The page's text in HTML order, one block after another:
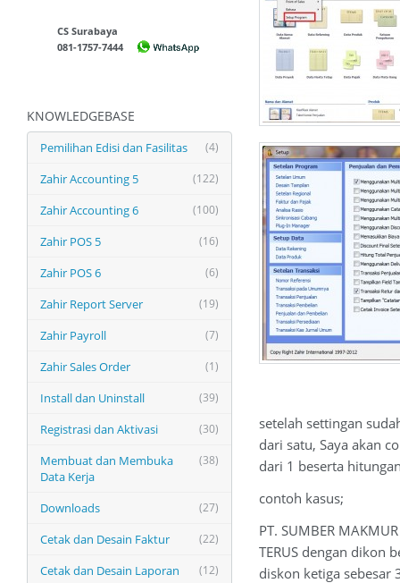
CS Surabaya
081-1757-7444
KNOWLEDGEBASE
(4)
Pemilihan Edisi dan Fasilitas
(122)
Zahir Accounting 5
(100)
Zahir Accounting 6
(16)
Zahir POS 5
(6)
Zahir POS 6
(19)
Zahir Report Server
(7)
Zahir Payroll
(1)
Zahir Sales Order
(39)
Install dan Uninstall
(30)
Registrasi dan Aktivasi
(38)
Membuat dan Membuka
Data Kerja
(27)
Downloads
(22)
Cetak dan Desain Faktur
(12)
Cetak dan Desain Laporan
setelah settingan
dari satu, Saya akan
dari 1 beserta
contoh kasus;
PT. SUMBER
TERUS dengan dikon
diskon ketiga sebesar